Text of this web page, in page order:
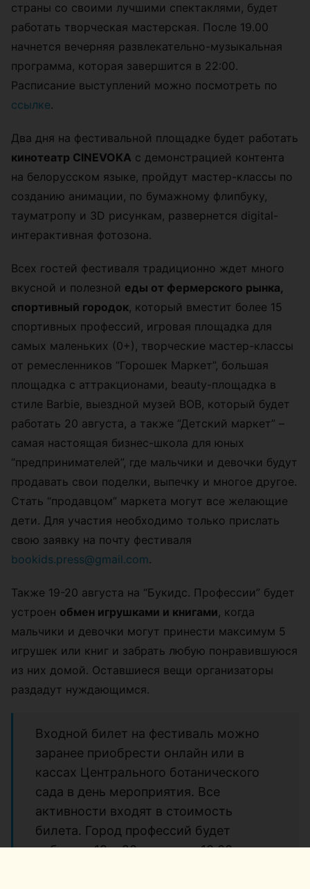
страны со своими лучшими спектаклями, будет
работать творческая мастерская. После 19.00
начнется вечерняя развлекательно-музыкальная
программа, которая завершится в 22:00.
Расписание выступлений можно посмотреть по
ссылке.
Два дня на фестивальной площадке будет работать
кинотеатр CINEVOKA с демонстрацией контента
на белорусском языке, пройдут мастер-классы по
созданию анимации, по бумажному флипбуку,
тауматропу и 3D рисункам, развернется digital-
интерактивная фотозона.
Всех гостей фестиваля традиционно ждет много
вкусной и полезной еды от фермерского рынка,
спортивный городок, который вместит более 15
спортивных профессий, игровая площадка для
самых маленьких (0+), творческие мастер-классы
от ремесленников “Горошек Маркет”, большая
площадка с аттракционами, beauty-площадка в
стиле Barbie, выездной музей ВОВ, который будет
работать 20 августа, а также “Детский маркет” –
самая настоящая бизнес-школа для юных
“предпринимателей”, где мальчики и девочки будут
продавать свои поделки, выпечку и многое другое.
Стать “продавцом” маркета могут все желающие
дети. Для участия необходимо только прислать
свою заявку на почту фестиваля
bookids.press@gmail.com.
Также 19-20 августа на “Букидс. Профессии” будет
устроен обмен игрушками и книгами, когда
мальчики и девочки могут принести максимум 5
игрушек или книг и забрать любую понравившуюся
из них домой. Оставшиеся вещи организаторы
раздадут нуждающимся.
Входной билет на фестиваль можно
заранее приобрести онлайн или в
кассах Центрального ботанического
сада в день мероприятия. Все
активности входят в стоимость
билета. Город профессий будет
работать 19 и 20 августа с 10.00 до